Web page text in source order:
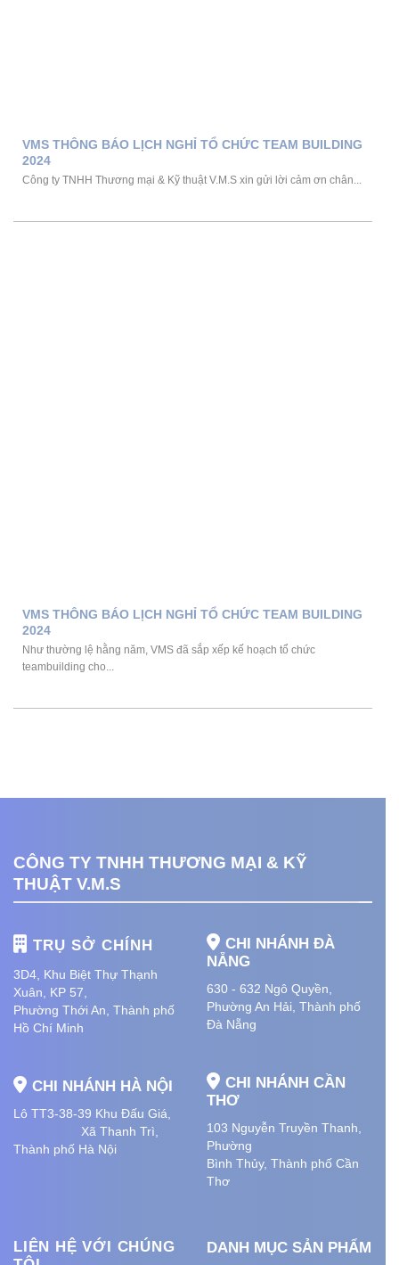
VMS THÔNG BÁO LỊCH NGHỈ TỔ CHỨC TEAM BUILDING
2024
Công ty TNHH Thương mại & Kỹ thuật V.M.S xin gửi lời cảm ơn chân...
VMS THÔNG BÁO LỊCH NGHỈ TỔ CHỨC TEAM BUILDING
2024
Như thường lệ hằng năm, VMS đã sắp xếp kế hoạch tổ chức
teambuilding cho...
CÔNG TY TNHH THƯƠNG MẠI & KỸ
THUẬT V.M.S
TRỤ SỞ CHÍNH
3D4, Khu Biệt Thự Thạnh
Xuân, KP 57,
Phường Thới An, Thành phố
Hồ Chí Minh
CHI NHÁNH HÀ NỘI
Lô TT3-38-39 Khu Đấu Giá,
Xã Thanh Trì,
Thành phố Hà Nội
CHI NHÁNH ĐÀ
NẴNG
630 - 632 Ngô Quyền,
Phường An Hải , Thành phố
Đà Nẵng
CHI NHÁNH CẦN
THƠ
103 Nguyễn Truyền Thanh,
Phường
Bình Thủy, Thành phố Cần
Thơ
LIÊN HỆ VỚI CHÚNG
DANH MỤC SẢN PHẨM